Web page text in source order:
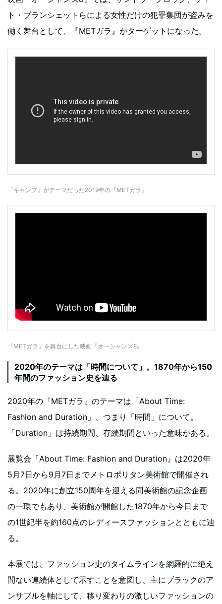
ト・ブランシェットらによる女性だけの犯罪集団が盗みを
働く舞台として、『METガラ』がターゲットになった。
「キャンプ」がテーマだった2019年の『METガラ』
『METガラ』を舞台にした映画『オーシャンズ8』
2020年のテーマは「時間について」。1870年から150
年間のファッション史を辿る
2020年の『METガラ』のテーマは「About Time:
Fashion and Duration」、つまり「時間」について。
「Duration」は持続期間、存続期間といった意味がある。
展覧会『About Time: Fashion and Duration』は2020年
5月7日から9月7日までメトロポリタン美術館で開催され
る。2020年に創立150周年を迎える同美術館の記念企画
の一環でもあり、美術館が開館した1870年から今日まで
の1世紀半を約160点のレディースファッションとともに辿
る。
本展では、ファッション史のタイムラインを網羅的に絶え
間ない連続体として示すことを意図し、主にブラックのア
ンサブルを軸にして、移り変わりの激しいファッションの